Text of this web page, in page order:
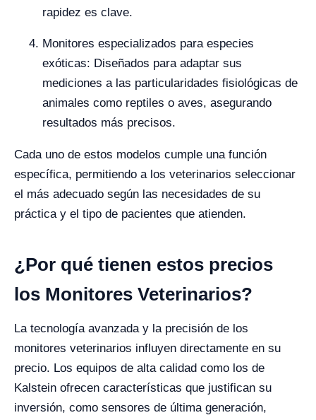
rapidez es clave.
Monitores especializados para especies
exóticas: Diseñados para adaptar sus
mediciones a las particularidades fisiológicas de
animales como reptiles o aves, asegurando
resultados más precisos.
Cada uno de estos modelos cumple una función
específica, permitiendo a los veterinarios seleccionar
el más adecuado según las necesidades de su
práctica y el tipo de pacientes que atienden.
¿Por qué tienen estos precios
los Monitores Veterinarios?
La tecnología avanzada y la precisión de los
monitores veterinarios influyen directamente en su
precio. Los equipos de alta calidad como los de
Kalstein ofrecen características que justifican su
inversión, como sensores de última generación,